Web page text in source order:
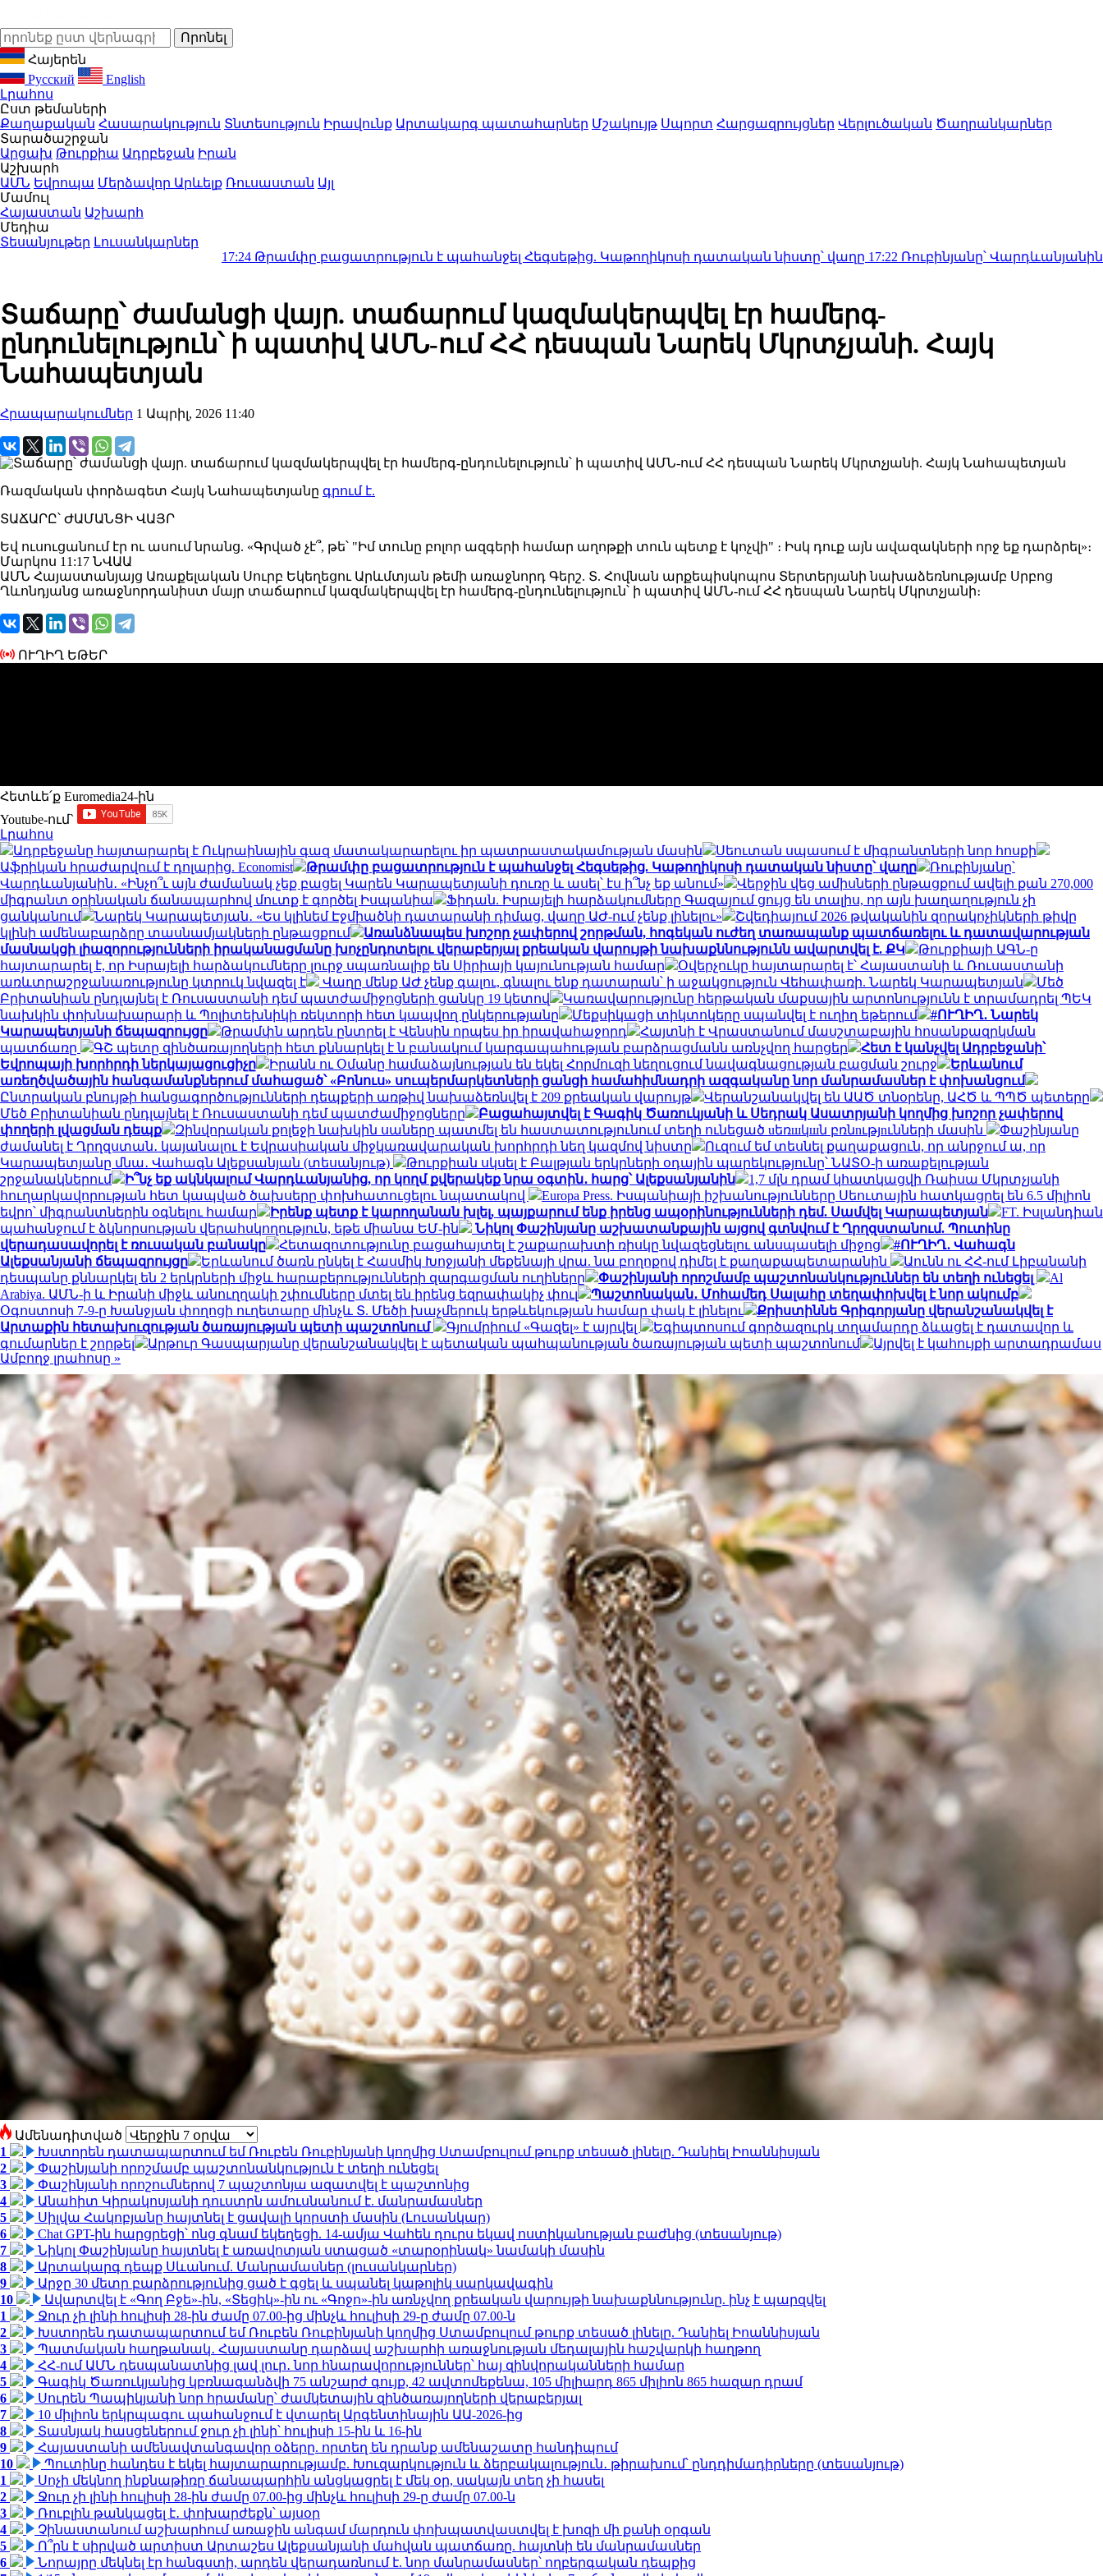
Հայերեն
Русский
English
Լրահոս
Ըստ թեմաների
Քաղաքական Հասարակություն Տնտեսություն Իրավունք Արտակարգ պատահարներ Մշակույթ Սպորտ Հարցազրույցներ Վերլուծական Ծաղրանկարներ
Տարածաշրջան
Արցախ Թուրքիա Ադրբեջան Իրան
Աշխարհ
ԱՄՆ Եվրոպա Մերձավոր Արևելք Ռուսաստան Այլ
Մամուլ
Հայաստան Աշխարհ
Մեդիա
Տեսանյութեր Լուսանկարներ
Թրամփը բացատրություն է պահանջել Հեգսեթից. Կաթողիկոսի դատական նիստը՝ վաղը17:22Ռուբինյանը՝ Վարդևանյանին․ «Ինչո՞ւ
Տաճարը՝ ժամանցի վայր. տաճարում կազմակերպվել էր համերգ-
ընդունելություն՝ ի պատիվ ԱՄՆ-ում ՀՀ դեսպան Նարեկ Մկրտչյանի. Հայկ
Նահապետյան
Հրապարակումներ 1 Ապրիլ, 2026 11:40
Ռազմական փորձագետ Հայկ Նահապետյանը գրում է.
ՏԱՃԱՐԸ՝ ԺԱՄԱՆՑԻ ՎԱՅՐ
Եվ ուսուցանում էր ու ասում նրանց. «Գրված չէ՞, թե՝ "Իմ տունը բոլոր ազգերի համար աղոթքի տուն պետք է կոչվի" ։ Իսկ դուք այն ավազակների որջ եք դարձրել»։
Մարկոս 11:17 ՆՎԱԱ
ԱՄՆ Հայաստանյայց Առաքելական Սուրբ Եկեղեցու Արևմտյան թեմի առաջնորդ Գերշ. Տ. Հովնան արքեպիսկոպոս Տերտերյանի նախաձեռնությամբ Սրբոց
Ղևոնդյանց առաջնորդանիստ մայր տաճարում կազմակերպվել էր համերգ-ընդունելություն՝ ի պատիվ ԱՄՆ-ում ՀՀ դեսպան Նարեկ Մկրտչյանի։
ՈՒՂԻՂ ԵԹԵՐ
Հետևե՛ք Euromedia24-ին
Youtube-ում`
Լրահոս
Ադրբեջանը հայտարարել է Ուկրաինային գազ մատակարարելու իր պատրաստակամության մասին
Սեուտան սպասում է միգրանտների նոր հոսքի
Աֆրիկան ​​հրաժարվում է դոլարից. Economist
Թրամփը բացատրություն է պահանջել Հեգսեթից. Կաթողիկոսի դատական նիստը՝ վաղը
Ռուբինյանը՝
Վարդևանյանին․ «Ինչո՞ւ այն ժամանակ չեք բացել Կարեն Կարապետյանի դուռը և ասել՝ էս ի՞նչ եք անում»
Վերջին վեց ամիսների ընթացքում ավելի քան 270,000
միգրանտ օրինական ճանապարհով մուտք է գործել Իսպանիա
Ֆիդան. Իսրայելի հարձակումները Գազայում ցույց են տալիս, որ այն խաղաղություն չի
ցանկանում
Նարեկ Կարապետյան․ «Ես կլինեմ Էջմիածնի դատարանի դիմաց, վաղը ԱԺ-ում չենք լինելու»
Շվեդիայում 2026 թվականին զորակոչիկների թիվը
կլինի ամենաբարձրը տասնամյակների ընթացքում
Առանձնապես խոշոր չափերով շորթման, հոգեկան ուժեղ տառապանք պատճառելու և դատավարության
մասնակցի լիազորությունների իրականացմանը խոչընդոտելու վերաբերյալ քրեական վարույթի նախաքննությունն ավարտվել է. ՔԿ
Թուրքիայի ԱԳՆ-ը
հայտարարել է, որ Իսրայելի հարձակումները լուրջ սպառնալիք են Սիրիայի կայունության համար
Օվերչուկը հայտարարել է՝ Հայաստանի և Ռուսաստանի
առևտրաշրջանառությունը կտրուկ նվազել է
Վաղը մենք ԱԺ չենք գալու, գնալու ենք դատարան՝ ի աջակցություն Վեհափառի. Նարեկ Կարապետյան
Մեծ
Բրիտանիան ընդլայնել է Ռուսաստանի դեմ պատժամիջոցների ցանկը 19 կետով
Կառավարությունը հերթական մաքսային արտոնությունն է տրամադրել ՊԵԿ
նախկին փոխնախարարի և Պոլիտեխնիկի ռեկտորի հետ կապվող ընկերությանը
Մեքսիկացի տիկտոկերը սպանվել է ուղիղ եթերում
#ՈՒՂԻՂ․ Նարեկ
Կարապետյանի ճեպազրույցը
Թրամփն արդեն ընտրել է Վենսին որպես իր իրավահաջորդ
Հայտնի է Վրաստանում մասշտաբային հոսանքազրկման
պատճառը
ԳՇ պետը զինծառայողների հետ քննարկել է ն բանակում կարգապահության բարձրացմանն առնչվող հարցեր
Հետ է կանչվել Ադրբեջանի՝
Եվրոպայի խորհրդի ներկայացուցիչը
Իրանն ու Օմանը համաձայնության են եկել Հորմուզի նեղուցում նավագնացության բացման շուրջ
Երևանում
առեղծվածային հանգամանքներում մահացած՝ «Բոնուս» սուպերմարկետների ցանցի համահիմնադրի ազգականը նոր մանրամասներ է փոխանցում
Ընտրական բնույթի հանցագործությունների դեպքերի առթիվ նախաձեռնվել է 209 քրեական վարույթ
Վերանշանակվել են ԱԱԾ տնօրենը, ԱՀԾ և ՊՊԾ պետերը
Մեծ Բրիտանիան ընդլայնել է Ռուսաստանի դեմ պատժամիջոցները
Բացահայտվել է Գագիկ Ծառուկյանի և Սեդրակ Ասատրյանի կողմից խոշոր չափերով
փողերի լվացման դեպք
Զինվորական քոլեջի նախկին սաները պատմել են հաստատությունում տեղի ունեցած uեռшկшն բռնnւթյnւնների մասին
Փաշինյանը
ժամանել է Ղրղզստան․ կայանալու է Եվրասիական միջկառավարական խորհրդի նեղ կազմով նիստը
Ուզում եմ տեսնել քաղաքացուն, որ անրջում ա, որ
Կարապետյանը մնա․ Վահագն Ալեքսանյան (տեսանյութ)
Թուրքիան սկսել է Բալթյան երկրների օդային պարեկությունը՝ ՆԱՏՕ-ի առաքելության
շրջանակներում
Ի՞նչ եք ակնկալում Վարդևանյանից, որ կողմ քվերակեք նրա օգտին․ հարց՝ Ալեքսանյանին
1,7 մլն դրամ կհատկացվի Ռաիսա Մկրտչյանի
հուղարկավորության հետ կապված ծախսերը փոխհատուցելու նպատակով
Europa Press. Իսպանիայի իշխանությունները Սեուտային հատկացրել են 6.5 միլիոն
եվրո՝ միգրանտներին օգնելու համար
Իրենք պետք է կարողանան խլել, պայքարում ենք իրենց ապօրինությունների դեմ. Սամվել Կարապետյան
FT. Իսլանդիան
պահանջում է ձկնորսության վերահսկողություն, եթե միանա ԵՄ-ին
Նիկոլ Փաշինյանը աշխատանքային այցով գտնվում է Ղրղզստանում. Պուտինը
վերադասավորել է ռուսական բանակը
Հետազոտությունը բացահայտել է շաքարախտի ռիսկը նվազեցնելու անսպասելի միջոց
#ՈՒՂԻՂ․ Վահագն
Ալեքսանյանի ճեպազրույցը
Երևանում ծառն ընկել է Հասմիկ Խոջյանի մեքենայի վրա. նա բողոքով դիմել է քաղաքապետարանին
Աունն ու ՀՀ-ում Լիբանանի
դեսպանը քննարկել են 2 երկրների միջև հարաբերությունների զարգացման ուղիները
Փաշինյանի որոշմամբ պաշտոնանկություններ են տեղի ունեցել
Al
Arabiya. ԱՄՆ-ի և Իրանի միջև անուղղակի շփումները մտել են իրենց եզրափակիչ փուլ
Պաշտոնական․ Մոհամեդ Սալահը տեղափոխվել է նոր ակումբ
Օգոստոսի 7-9-ը Խանջյան փողոցի ուղետարը մինչև Տ. Մեծի խաչմերուկ երթևեկության համար փակ է լինելու
Քրիստիննե Գրիգորյանը վերանշանակվել է
Արտաքին հետախուզության ծառայության պետի պաշտոնում
Գյումրիում «Գազել» է այրվել
Եգիպտոսում գործազուրկ տղամարդը ձևացել է դատավոր և
գումարներ է շորթել
Արթուր Գասպարյանը վերանշանակվել է պետական պահպանության ծառայության պետի պաշտոնում
Այրվել է կահույքի արտադրամաս
Ամբողջ լրահոսը »
Ամենադիտված
1
Խստորեն դատապարտում եմ Ռուբեն Ռուբինյանի կողմից Ստամբուլում թուրք տեսած լինելը. Դանիել Իոաննիսյան
2
Փաշինյանի որոշմամբ պաշտոնանկություն է տեղի ունեցել
3
Փաշինյանի որոշումներով 7 պաշտոնյա ազատվել է պաշտոնից
4
Անահիտ Կիրակոսյանի դուստրն ամուսնանում է. մանրամասներ
5
Սիլվա Հակոբյանը հայտնել է ցավալի կորստի մասին (Լուսանկար)
6
Chat GPT-ին հարցրեցի՝ ոնց գնամ եկեղեցի. 14-ամյա Վահեն դուրս եկավ ոստիկանության բաժնից (տեսանյութ)
7
Նիկոլ Փաշինյանը հայտնել է առավոտյան ստացած «տարօրինակ» նամակի մասին
8
Արտակարգ դեպք Սևանում. Մանրամասներ (լուսանկարներ)
9
Արջը 30 մետր բարձրությունից ցած է գցել և սպանել կաթոլիկ սարկավագին
10
Ավարտվել է «Գող Բջե»-ին, «Տեցիկ»-ին ու «Գոջո»-ին առնչվող քրեական վարույթի նախաքննությունը. ինչ է պարզվել
1
Ջուր չի լինի հուլիսի 28-ին ժամը 07.00-ից մինչև հուլիսի 29-ը ժամը 07.00-ն
2
Խստորեն դատապարտում եմ Ռուբեն Ռուբինյանի կողմից Ստամբուլում թուրք տեսած լինելը. Դանիել Իոաննիսյան
3
Պատմական հաղթանակ․ Հայաստանը դարձավ աշխարհի առաջնության մեդալային հաշվարկի հաղթող
4
ՀՀ-ում ԱՄՆ դեսպանատնից լավ լուր․ նոր հնարավորություններ՝ հայ զինվորականների համար
5
Գագիկ Ծառուկյանից կբռնագանձվի 75 անշարժ գույք, 42 ավտոմեքենա, 105 միլիարդ 865 միլիոն 865 հազար դրամ
6
Սուրեն Պապիկյանի նոր հրամանը՝ ժամկետային զինծառայողների վերաբերյալ
7
10 միլիոն երկրպագու պահանջում է վտարել Արգենտինային ԱԱ-2026-ից
8
Տասնյակ հասցեներում ջուր չի լինի՝ հուլիսի 15-ին և 16-ին
9
Հայաստանի ամենավտանգավոր օձերը. որտեղ են դրանք ամենաշատը հանդիպում
10
Պուտինը հանդես է եկել հայտարարությամբ. Խուզարկություն և ձերբակալություն․ թիրախում՝ ընդդիմադիրները (տեսանյութ)
1
Սոչի մեկնող ինքնաթիռը ճանապարհին անցկացրել է մեկ օր, սակայն տեղ չի հասել
2
Ջուր չի լինի հուլիսի 28-ին ժամը 07.00-ից մինչև հուլիսի 29-ը ժամը 07.00-ն
3
Ռուբլին թանկացել է․ փոխարժեքն՝ այսօր
4
Չինաստանում աշխարհում առաջին անգամ մարդուն փոխպատվաստվել է խոզի մի քանի օրգան
5
Ո՞րն է սիրված արտիստ Արտաշես Ալեքսանյանի մահվան պատճառը. հայտնի են մանրամասներ
6
Նորայրը մեկնել էր հանգստի, արդեն վերադառնում է. նոր մանրամասներ՝ ողբերգական դեպքից